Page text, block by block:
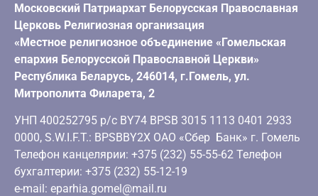
Московский Патриархат Белорусская Православная
Церковь Религиозная организация
«Местное религиозное объединение «Гомельская
епархия Белорусской Православной Церкви»
Республика Беларусь, 246014, г.Гомель, ул.
Митрополита Филарета, 2
УНП 400252795 р/с BY74 BPSB 3015 1113 0401 2933
0000, S.W.I.F.T.: BPSBBY2X ОАО «Сбер Банк» г. Гомель
Телефон канцелярии: +375 (232) 55-55-62 Телефон
бухгалтерии: +375 (232) 55-12-19
e-mail: eparhia.gomel@mail.ru